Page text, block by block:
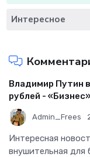
Интересное
Владимир Путин
рублей - «Бизнес»
Admin_Frees
Интересная
внушительная для